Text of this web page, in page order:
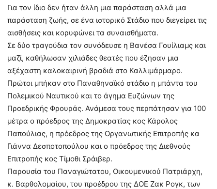
Για τον ίδιο δεν ήταν άλλη μια παράσταση αλλά μια
παράσταση ζωής, σε ένα ιστορικό Στάδιο που διεγείρει τις
αισθήσεις και κορυφώνει τα συναισθήματα.
Σε δύο τραγούδια τον συνόδευσε η Βανέσα Γουίλιαμς και
μαζί, καθήλωσαν χιλιάδες θεατές που έζησαν μια
αξέχαστη καλοκαιρινή βραδιά στο Καλλιμάρμαρο.
Πρώτοι μπήκαν στο Παναθηναϊκό στάδιο η μπάντα του
Πολεμικού Ναυτικού και το άγημα Ευζώνων της
Προεδρικής Φρουράς. Ανάμεσα τους περπάτησαν για 100
μέτρα ο πρόεδρος της Δημοκρατίας κος Κάρολος
Παπούλιας, η πρόεδρος της Οργανωτικής Επιτροπής κα
Γιάννα Δεσποτοπούλου και ο πρόεδρος της Διεθνούς
Επιτροπής κος Τίμοθι Σράιβερ.
Παρουσία του Παναγιώτατου, Οικουμενικού Πατριάρχη,
κ. Βαρθολομαίου, του προέδρου της ΔΟΕ Ζακ Ρογκ, των